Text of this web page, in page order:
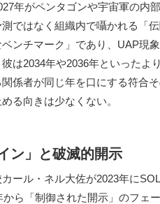
年がペンタゴンや宇宙軍の内
ではなく組織内で囁かれる「
ンチマーク」であり、UAP現
は2034年や2036年といったよ
係者が同じ年を口にする符合
る向きは少なくない。
ン」と破滅的開示
ール・ネル大佐が2023年に
ら「制御された開示」のフェー